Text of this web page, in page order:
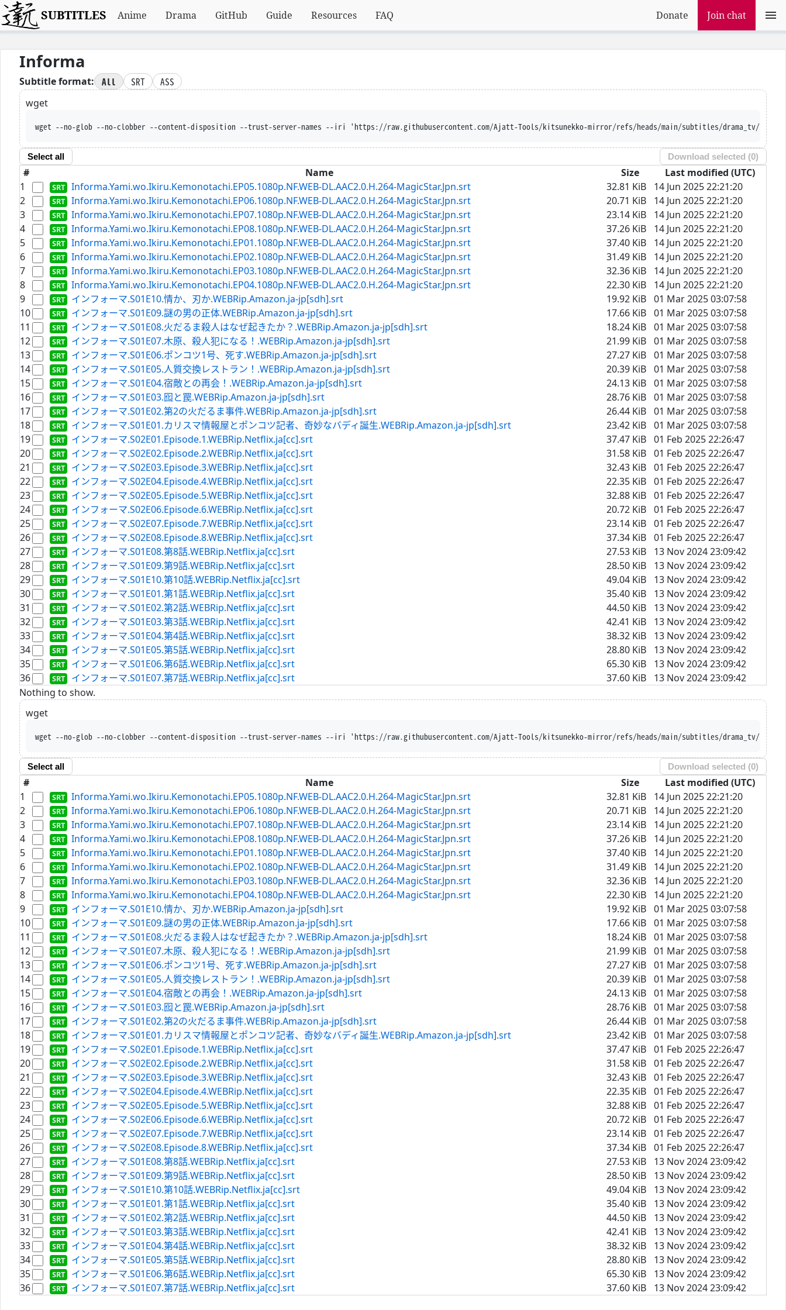
SUBTITLES Anime Drama GitHub Guide Resources FAQ Donate Join chat
Informa
Subtitle format: All SRT
ASS
wget
wget --no-glob --no-clobber --content-disposition --trust-server-names --iri 'https://raw.githubusercontent.com/Ajatt-Tools/kitsunekko-mirror/refs/heads/main/subtitles/drama_tv/Informa/
Select all Download selected (0)
# Name Size
Last modified (UTC)
1
Informa.Yami.wo.Ikiru.Kemonotachi.EP05.1080p.NF.WEB-DL.AAC2.0.H.264-MagicStar.Jpn.srt 32.81 KiB
14 Jun 2025 22:21:20
2
Informa.Yami.wo.Ikiru.Kemonotachi.EP06.1080p.NF.WEB-DL.AAC2.0.H.264-MagicStar.Jpn.srt 20.71 KiB
14 Jun 2025 22:21:20
3
Informa.Yami.wo.Ikiru.Kemonotachi.EP07.1080p.NF.WEB-DL.AAC2.0.H.264-MagicStar.Jpn.srt 23.14 KiB
14 Jun 2025 22:21:20
4
Informa.Yami.wo.Ikiru.Kemonotachi.EP08.1080p.NF.WEB-DL.AAC2.0.H.264-MagicStar.Jpn.srt 37.26 KiB
14 Jun 2025 22:21:20
5
Informa.Yami.wo.Ikiru.Kemonotachi.EP01.1080p.NF.WEB-DL.AAC2.0.H.264-MagicStar.Jpn.srt 37.40 KiB
14 Jun 2025 22:21:20
6
Informa.Yami.wo.Ikiru.Kemonotachi.EP02.1080p.NF.WEB-DL.AAC2.0.H.264-MagicStar.Jpn.srt 31.49 KiB
14 Jun 2025 22:21:20
7
Informa.Yami.wo.Ikiru.Kemonotachi.EP03.1080p.NF.WEB-DL.AAC2.0.H.264-MagicStar.Jpn.srt 32.36 KiB
14 Jun 2025 22:21:20
8
Informa.Yami.wo.Ikiru.Kemonotachi.EP04.1080p.NF.WEB-DL.AAC2.0.H.264-MagicStar.Jpn.srt 22.30 KiB
14 Jun 2025 22:21:20
9
インフォーマ.S01E10.情か、刃か.WEBRip.Amazon.ja-jp[sdh].srt 19.92 KiB 01 Mar 2025 03:07:58
10
インフォーマ.S01E09.謎の男の正体.WEBRip.Amazon.ja-jp[sdh].srt 17.66 KiB 01 Mar 2025 03:07:58
11
インフォーマ.S01E08.火だるま殺人はなぜ起きたか？.WEBRip.Amazon.ja-jp[sdh].srt 18.24 KiB 01 Mar 2025 03:07:58
12
インフォーマ.S01E07.木原、殺人犯になる！.WEBRip.Amazon.ja-jp[sdh].srt 21.99 KiB 01 Mar 2025 03:07:58
13
インフォーマ.S01E06.ポンコツ1号、死す.WEBRip.Amazon.ja-jp[sdh].srt 27.27 KiB 01 Mar 2025 03:07:58
14
インフォーマ.S01E05.人質交換レストラン！.WEBRip.Amazon.ja-jp[sdh].srt 20.39 KiB 01 Mar 2025 03:07:58
15
インフォーマ.S01E04.宿敵との再会！.WEBRip.Amazon.ja-jp[sdh].srt 24.13 KiB 01 Mar 2025 03:07:58
16
インフォーマ.S01E03.囮と罠.WEBRip.Amazon.ja-jp[sdh].srt 28.76 KiB 01 Mar 2025 03:07:58
17
インフォーマ.S01E02.第2の火だるま事件.WEBRip.Amazon.ja-jp[sdh].srt 26.44 KiB 01 Mar 2025 03:07:58
18
インフォーマ.S01E01.カリスマ情報屋とポンコツ記者、奇妙なバディ誕生.WEBRip.Amazon.ja-jp[sdh].srt 23.42 KiB 01 Mar 2025 03:07:58
19
インフォーマ.S02E01.Episode.1.WEBRip.Netflix.ja[cc].srt 37.47 KiB 01 Feb 2025 22:26:47
20
インフォーマ.S02E02.Episode.2.WEBRip.Netflix.ja[cc].srt 31.58 KiB 01 Feb 2025 22:26:47
21
インフォーマ.S02E03.Episode.3.WEBRip.Netflix.ja[cc].srt 32.43 KiB 01 Feb 2025 22:26:47
22
インフォーマ.S02E04.Episode.4.WEBRip.Netflix.ja[cc].srt 22.35 KiB 01 Feb 2025 22:26:47
23
インフォーマ.S02E05.Episode.5.WEBRip.Netflix.ja[cc].srt 32.88 KiB 01 Feb 2025 22:26:47
24
インフォーマ.S02E06.Episode.6.WEBRip.Netflix.ja[cc].srt 20.72 KiB 01 Feb 2025 22:26:47
25
インフォーマ.S02E07.Episode.7.WEBRip.Netflix.ja[cc].srt 23.14 KiB 01 Feb 2025 22:26:47
26
インフォーマ.S02E08.Episode.8.WEBRip.Netflix.ja[cc].srt 37.34 KiB 01 Feb 2025 22:26:47
27
インフォーマ.S01E08.第8話.WEBRip.Netflix.ja[cc].srt 27.53 KiB
13 Nov 2024 23:09:42
28
インフォーマ.S01E09.第9話.WEBRip.Netflix.ja[cc].srt 28.50 KiB
13 Nov 2024 23:09:42
29
インフォーマ.S01E10.第10話.WEBRip.Netflix.ja[cc].srt 49.04 KiB
13 Nov 2024 23:09:42
30
インフォーマ.S01E01.第1話.WEBRip.Netflix.ja[cc].srt 35.40 KiB
13 Nov 2024 23:09:42
31
インフォーマ.S01E02.第2話.WEBRip.Netflix.ja[cc].srt 44.50 KiB
13 Nov 2024 23:09:42
32
インフォーマ.S01E03.第3話.WEBRip.Netflix.ja[cc].srt 42.41 KiB
13 Nov 2024 23:09:42
33
インフォーマ.S01E04.第4話.WEBRip.Netflix.ja[cc].srt 38.32 KiB
13 Nov 2024 23:09:42
34
インフォーマ.S01E05.第5話.WEBRip.Netflix.ja[cc].srt 28.80 KiB
13 Nov 2024 23:09:42
35
インフォーマ.S01E06.第6話.WEBRip.Netflix.ja[cc].srt 65.30 KiB
13 Nov 2024 23:09:42
36
インフォーマ.S01E07.第7話.WEBRip.Netflix.ja[cc].srt 37.60 KiB
13 Nov 2024 23:09:42
Nothing to show.
wget
wget --no-glob --no-clobber --content-disposition --trust-server-names --iri 'https://raw.githubusercontent.com/Ajatt-Tools/kitsunekko-mirror/refs/heads/main/subtitles/drama_tv/Informa/
Select all Download selected (0)
# Name Size
Last modified (UTC)
1
Informa.Yami.wo.Ikiru.Kemonotachi.EP05.1080p.NF.WEB-DL.AAC2.0.H.264-MagicStar.Jpn.srt 32.81 KiB
14 Jun 2025 22:21:20
2
Informa.Yami.wo.Ikiru.Kemonotachi.EP06.1080p.NF.WEB-DL.AAC2.0.H.264-MagicStar.Jpn.srt 20.71 KiB
14 Jun 2025 22:21:20
3
Informa.Yami.wo.Ikiru.Kemonotachi.EP07.1080p.NF.WEB-DL.AAC2.0.H.264-MagicStar.Jpn.srt 23.14 KiB
14 Jun 2025 22:21:20
4
Informa.Yami.wo.Ikiru.Kemonotachi.EP08.1080p.NF.WEB-DL.AAC2.0.H.264-MagicStar.Jpn.srt 37.26 KiB
14 Jun 2025 22:21:20
5
Informa.Yami.wo.Ikiru.Kemonotachi.EP01.1080p.NF.WEB-DL.AAC2.0.H.264-MagicStar.Jpn.srt 37.40 KiB
14 Jun 2025 22:21:20
6
Informa.Yami.wo.Ikiru.Kemonotachi.EP02.1080p.NF.WEB-DL.AAC2.0.H.264-MagicStar.Jpn.srt 31.49 KiB
14 Jun 2025 22:21:20
7
Informa.Yami.wo.Ikiru.Kemonotachi.EP03.1080p.NF.WEB-DL.AAC2.0.H.264-MagicStar.Jpn.srt 32.36 KiB
14 Jun 2025 22:21:20
8
Informa.Yami.wo.Ikiru.Kemonotachi.EP04.1080p.NF.WEB-DL.AAC2.0.H.264-MagicStar.Jpn.srt 22.30 KiB
14 Jun 2025 22:21:20
9
インフォーマ.S01E10.情か、刃か.WEBRip.Amazon.ja-jp[sdh].srt 19.92 KiB 01 Mar 2025 03:07:58
10
インフォーマ.S01E09.謎の男の正体.WEBRip.Amazon.ja-jp[sdh].srt 17.66 KiB 01 Mar 2025 03:07:58
11
インフォーマ.S01E08.火だるま殺人はなぜ起きたか？.WEBRip.Amazon.ja-jp[sdh].srt 18.24 KiB 01 Mar 2025 03:07:58
12
インフォーマ.S01E07.木原、殺人犯になる！.WEBRip.Amazon.ja-jp[sdh].srt 21.99 KiB 01 Mar 2025 03:07:58
13
インフォーマ.S01E06.ポンコツ1号、死す.WEBRip.Amazon.ja-jp[sdh].srt 27.27 KiB 01 Mar 2025 03:07:58
14
インフォーマ.S01E05.人質交換レストラン！.WEBRip.Amazon.ja-jp[sdh].srt 20.39 KiB 01 Mar 2025 03:07:58
15
インフォーマ.S01E04.宿敵との再会！.WEBRip.Amazon.ja-jp[sdh].srt 24.13 KiB 01 Mar 2025 03:07:58
16
インフォーマ.S01E03.囮と罠.WEBRip.Amazon.ja-jp[sdh].srt 28.76 KiB 01 Mar 2025 03:07:58
17
インフォーマ.S01E02.第2の火だるま事件.WEBRip.Amazon.ja-jp[sdh].srt 26.44 KiB 01 Mar 2025 03:07:58
18
インフォーマ.S01E01.カリスマ情報屋とポンコツ記者、奇妙なバディ誕生.WEBRip.Amazon.ja-jp[sdh].srt 23.42 KiB 01 Mar 2025 03:07:58
19
インフォーマ.S02E01.Episode.1.WEBRip.Netflix.ja[cc].srt 37.47 KiB 01 Feb 2025 22:26:47
20
インフォーマ.S02E02.Episode.2.WEBRip.Netflix.ja[cc].srt 31.58 KiB 01 Feb 2025 22:26:47
21
インフォーマ.S02E03.Episode.3.WEBRip.Netflix.ja[cc].srt 32.43 KiB 01 Feb 2025 22:26:47
22
インフォーマ.S02E04.Episode.4.WEBRip.Netflix.ja[cc].srt 22.35 KiB 01 Feb 2025 22:26:47
23
インフォーマ.S02E05.Episode.5.WEBRip.Netflix.ja[cc].srt 32.88 KiB 01 Feb 2025 22:26:47
24
インフォーマ.S02E06.Episode.6.WEBRip.Netflix.ja[cc].srt 20.72 KiB 01 Feb 2025 22:26:47
25
インフォーマ.S02E07.Episode.7.WEBRip.Netflix.ja[cc].srt 23.14 KiB 01 Feb 2025 22:26:47
26
インフォーマ.S02E08.Episode.8.WEBRip.Netflix.ja[cc].srt 37.34 KiB 01 Feb 2025 22:26:47
27
インフォーマ.S01E08.第8話.WEBRip.Netflix.ja[cc].srt 27.53 KiB
13 Nov 2024 23:09:42
28
インフォーマ.S01E09.第9話.WEBRip.Netflix.ja[cc].srt 28.50 KiB
13 Nov 2024 23:09:42
29
インフォーマ.S01E10.第10話.WEBRip.Netflix.ja[cc].srt 49.04 KiB
13 Nov 2024 23:09:42
30
インフォーマ.S01E01.第1話.WEBRip.Netflix.ja[cc].srt 35.40 KiB
13 Nov 2024 23:09:42
31
インフォーマ.S01E02.第2話.WEBRip.Netflix.ja[cc].srt 44.50 KiB
13 Nov 2024 23:09:42
32
インフォーマ.S01E03.第3話.WEBRip.Netflix.ja[cc].srt 42.41 KiB
13 Nov 2024 23:09:42
33
インフォーマ.S01E04.第4話.WEBRip.Netflix.ja[cc].srt 38.32 KiB
13 Nov 2024 23:09:42
34
インフォーマ.S01E05.第5話.WEBRip.Netflix.ja[cc].srt 28.80 KiB
13 Nov 2024 23:09:42
35
インフォーマ.S01E06.第6話.WEBRip.Netflix.ja[cc].srt 65.30 KiB
13 Nov 2024 23:09:42
36
インフォーマ.S01E07.第7話.WEBRip.Netflix.ja[cc].srt 37.60 KiB 13 Nov 2024 23:09:42